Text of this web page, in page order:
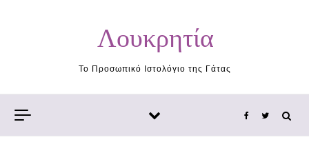
Λουκρητία
Το Προσωπικό Ιστολόγιο της Γάτας